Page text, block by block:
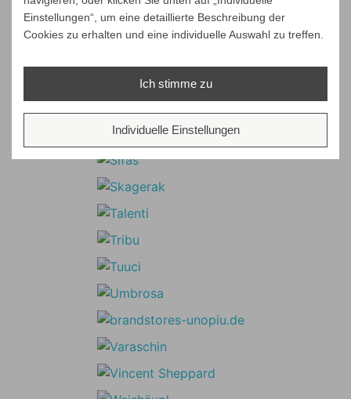
Einstellungen“, um eine detaillierte Beschreibung der
Cookies zu erhalten und eine individuelle Auswahl zu treffen.
Ich stimme zu
Individuelle Einstellungen